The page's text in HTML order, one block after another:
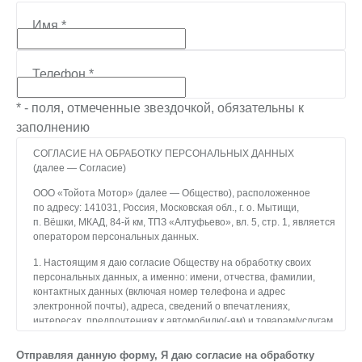
Имя*
Телефон*
* - поля, отмеченные звездочкой, обязательны к
заполнению
СОГЛАСИЕ НА ОБРАБОТКУ ПЕРСОНАЛЬНЫХ ДАННЫХ
(далее — Согласие)
ООО «Тойота Мотор» (далее — Общество), расположенное
по адресу: 141031, Россия, Московская обл., г. о. Мытищи,
п. Вёшки, МКАД, 84-й км, ТПЗ «Алтуфьево», вл. 5, стр. 1, является
оператором персональных данных.
1. Настоящим я даю согласие Обществу на обработку своих
персональных данных, а именно: имени, отчества, фамилии,
контактных данных (включая номер телефона и адрес
электронной почты), адреса, сведений о впечатлениях,
интересах, предпочтениях к автомобилю(-ям) и товарам/услугам,
устройства и модели мобильного телефона посетителя сайта,
Отправляя данную форму, Я даю согласие на обработку